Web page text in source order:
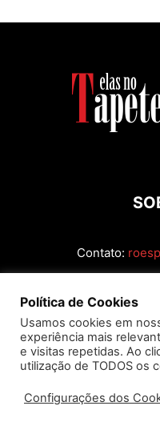
Contato:
Política de Cookies
Usamos cookies em
experiência mais
e visitas repetidas. Ao
utilização de TODOS os
Configurações dos